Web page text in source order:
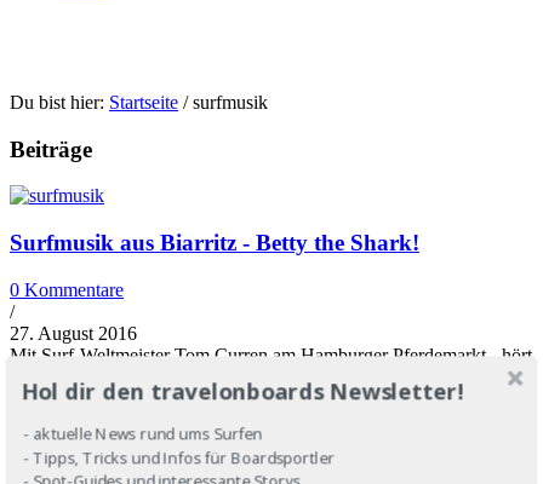
Du bist hier: Startseite / surfmusik
Beiträge
Surfmusik aus Biarritz - Betty the Shark!
0 Kommentare
/
27. August 2016
Mit Surf-Weltmeister Tom Curren am Hamburger Pferdemarkt - hört
zum Surfen, Leben und zur Musik zu sagen hatte!
the-shark-2.jpeg 879 1280 Stefan Heinrich
https://www.travelonboards.de/wp-
Hol dir den travelonboards Newsletter!
- aktuelle News rund ums Surfen
- Tipps, Tricks und Infos für Boardsportler